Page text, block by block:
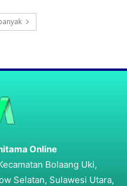
Online
Bolaang Uki,
Selatan, Sulawesi Utara,